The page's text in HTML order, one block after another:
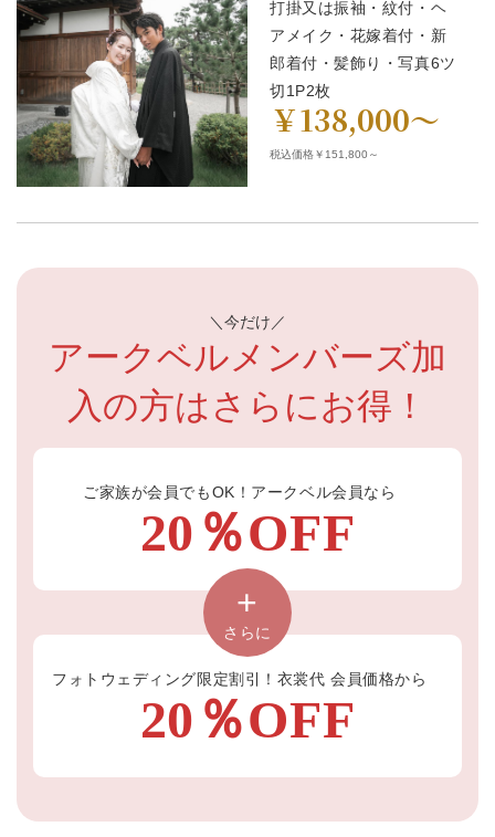
打掛又は振袖・紋付・ヘ
アメイク・花嫁着付・新
郎着付・髪飾り・写真6ツ
切1P2枚
￥138,000～
税込価格￥151,800～
＼今だけ／
アークベルメンバーズ加
入の方はさらにお得！
ご家族が会員でもOK！アークベル会員なら
20％OFF
+
さらに
フォトウェディング限定割引！衣裳代 会員価格から
20％OFF